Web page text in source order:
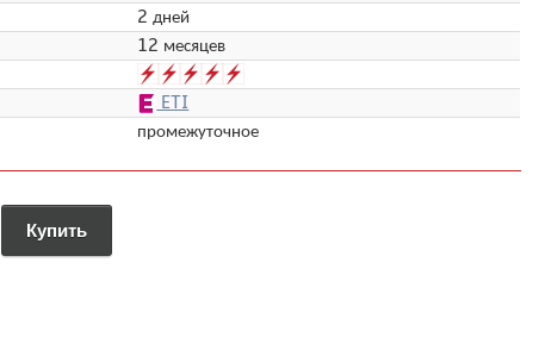
2 дней
12 месяцев
ETI
промежуточное